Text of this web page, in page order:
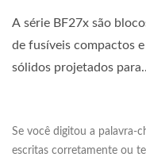
A série BF27x são
de fusíveis compactos e
sólidos projetados para
Se você digitou a palavra-
escritas corretamente ou